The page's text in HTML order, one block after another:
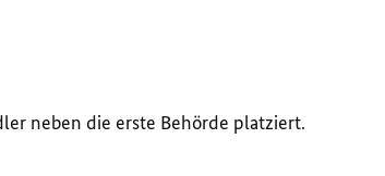
neben die erste Behörde platziert.